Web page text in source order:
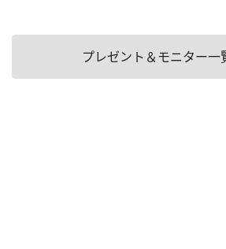
プレゼント＆モニター一